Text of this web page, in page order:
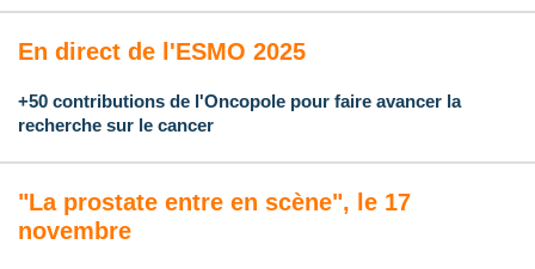
En direct de l'ESMO 2025
+50 contributions de l'Oncopole pour faire avancer la
recherche sur le cancer
"La prostate entre en scène", le 17
novembre